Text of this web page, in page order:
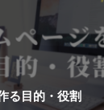
る目的・役割